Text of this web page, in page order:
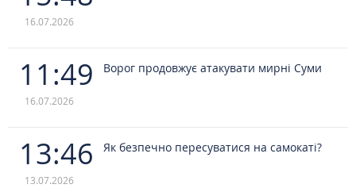
16.07.2026
11:49
16.07.2026
Ворог продовжує атакувати мирні Суми
13:46
13.07.2026
Як безпечно пересуватися на самокаті?